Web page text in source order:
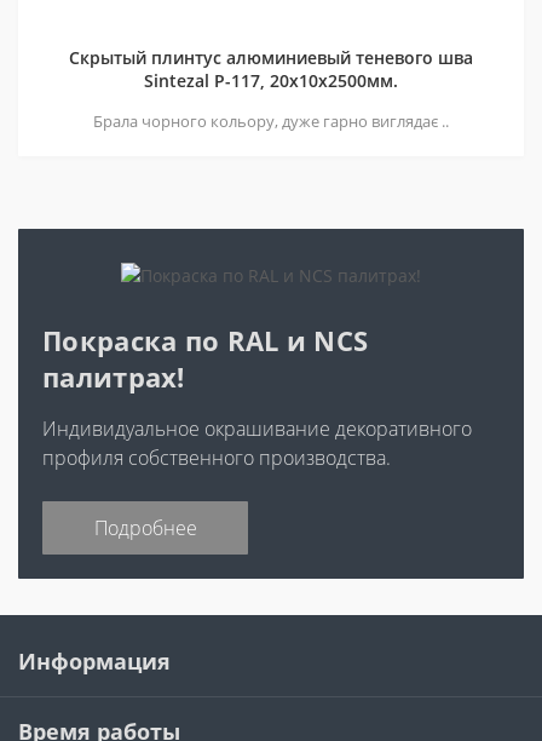
Скрытый плинтус алюминиевый теневого шва
Sintezal P-117, 20х10х2500мм.
Брала чорного кольору, дуже гарно виглядає ..
Покраска по RAL и NCS
палитрах!
Индивидуальное окрашивание декоративного
профиля собственного производства.
Подробнее
Информация
Время работы